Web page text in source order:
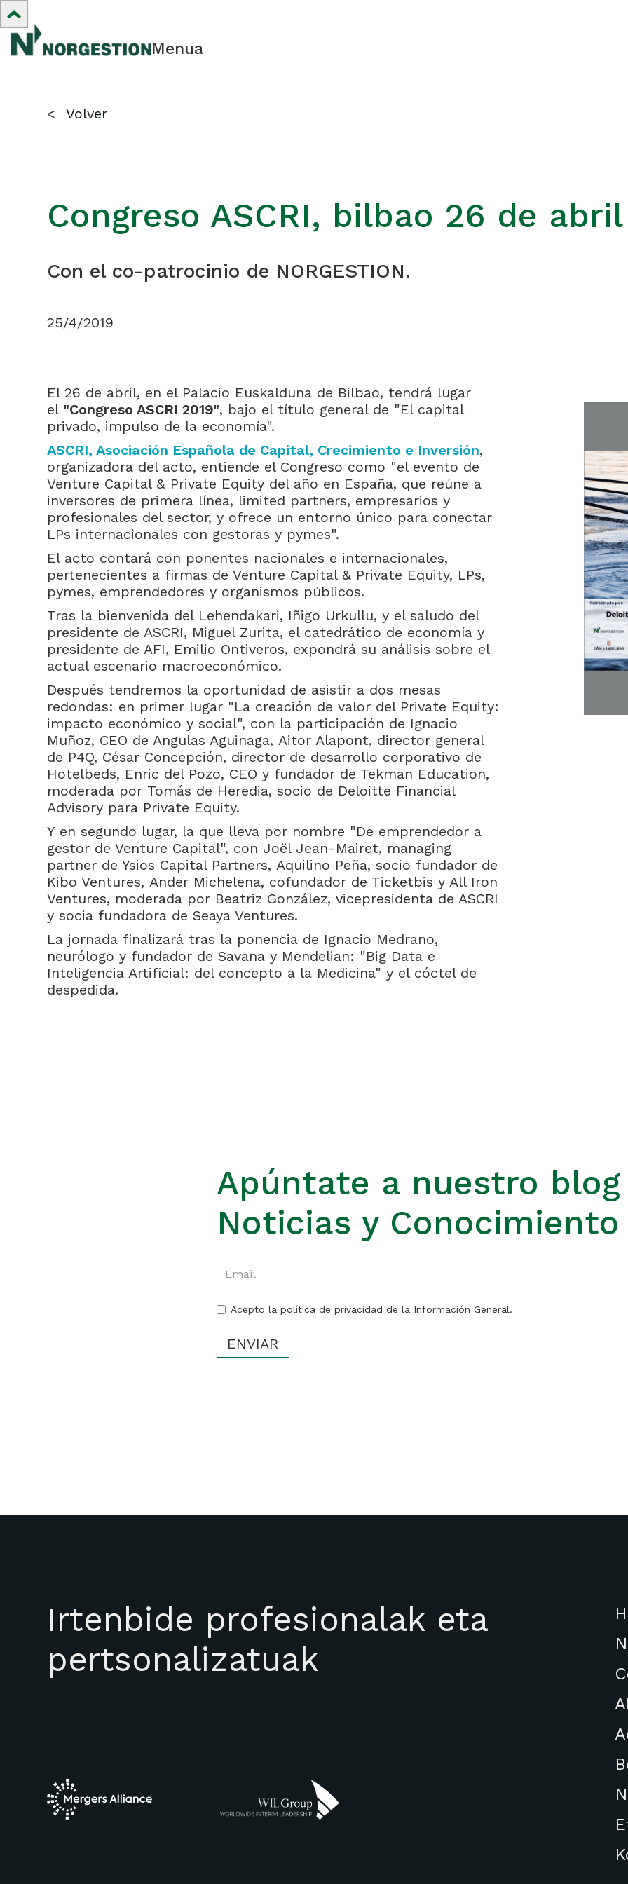
Menua
< Volver
Congreso ASCRI, bilbao 26 de
Con el co-patrocinio de NORGESTION.
25/4/2019
El 26 de abril, en el Palacio Euskalduna de Bilbao, tendrá lugar
el "Congreso ASCRI 2019", bajo el título general de "El capital
privado, impulso de la economía".
ASCRI, Asociación Española de Capital, Crecimiento e Inversión,
organizadora del acto, entiende el Congreso como "el evento de
Venture Capital & Private Equity del año en España, que reúne a
inversores de primera línea, limited partners, empresarios y
profesionales del sector, y ofrece un entorno único para conectar
LPs internacionales con gestoras y pymes".
El acto contará con ponentes nacionales e internacionales,
pertenecientes a firmas de Venture Capital & Private Equity, LPs,
pymes, emprendedores y organismos públicos.
Tras la bienvenida del Lehendakari, Iñigo Urkullu, y el saludo del
presidente de ASCRI, Miguel Zurita, el catedrático de economía y
presidente de AFI, Emilio Ontiveros, expondrá su análisis sobre el
actual escenario macroeconómico.
Después tendremos la oportunidad de asistir a dos mesas
redondas: en primer lugar "La creación de valor del Private Equity:
impacto económico y social", con la participación de Ignacio
Muñoz, CEO de Angulas Aguinaga, Aitor Alapont, director general
de P4Q, César Concepción, director de desarrollo corporativo de
Hotelbeds, Enric del Pozo, CEO y fundador de Tekman Education,
moderada por Tomás de Heredia, socio de Deloitte Financial
Advisory para Private Equity.
Y en segundo lugar, la que lleva por nombre "De emprendedor a
gestor de Venture Capital", con Joël Jean-Mairet, managing
partner de Ysios Capital Partners, Aquilino Peña, socio fundador de
Kibo Ventures, Ander Michelena, cofundador de Ticketbis y All Iron
Ventures, moderada por Beatriz González, vicepresidenta de ASCRI
y socia fundadora de Seaya Ventures.
La jornada finalizará tras la ponencia de Ignacio Medrano,
neurólogo y fundador de Savana y Mendelian: "Big Data e
Inteligencia Artificial: del concepto a la Medicina" y el cóctel de
despedida.
Apúntate a nuestro
Noticias y Conocimiento
Acepto la política de privacidad de la Información General.
Irtenbide profesionalak eta
pertsonalizatuak